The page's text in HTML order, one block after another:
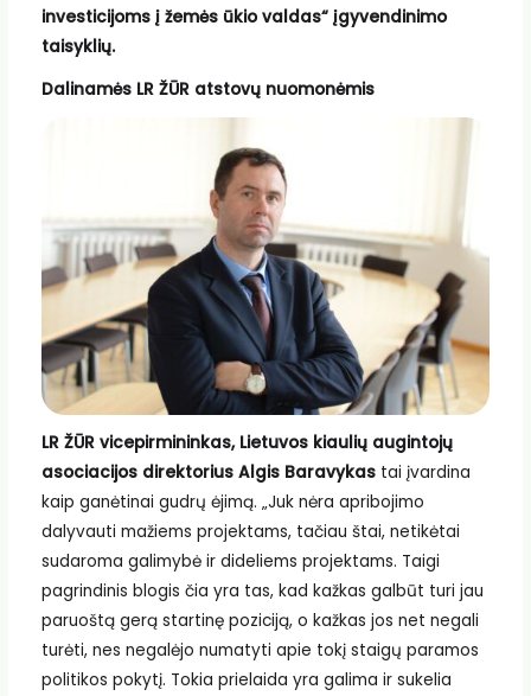
investicijoms į žemės ūkio valdas“ įgyvendinimo
taisyklių.
Dalinamės LR ŽŪR atstovų nuomonėmis
LR ŽŪR vicepirmininkas, Lietuvos kiaulių augintojų
asociacijos direktorius Algis Baravykastai įvardina
kaip ganėtinai gudrų ėjimą. „Juk nėra apribojimo
dalyvauti mažiems projektams, tačiau štai, netikėtai
sudaroma galimybė ir dideliems projektams. Taigi
pagrindinis blogis čia yra tas, kad kažkas galbūt turi jau
paruoštą gerą startinę poziciją, o kažkas jos net negali
turėti, nes negalėjo numatyti apie tokį staigų paramos
politikos pokytį. Tokia prielaida yra galima ir sukelia